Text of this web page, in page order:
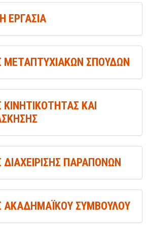
ΕΡΓΑΣΙΑ
ΜΕΤΑΠΤΥΧΙΑΚΩΝ ΣΠΟΥΔΩΝ
ΚΑΙ
ΠΑΡΑΠΟΝΩΝ
ΑΚΑΔΗΜΑΪΚΟΥ ΣΥΜΒΟΥΛΟΥ